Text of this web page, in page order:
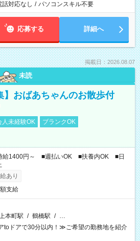
話対応なし / パソコンスキル不要
応募する 詳細へ
掲載日：2026.08.07
未読
】おばあちゃんのお散歩付
人未経験OK
ブランクOK
給1400円～ ■週払いOK ■扶養内OK ■日
あり
支給
本町駅 / 鶴橋駅 / …
toドアで30分以内！≫ご希望の勤務地を紹介